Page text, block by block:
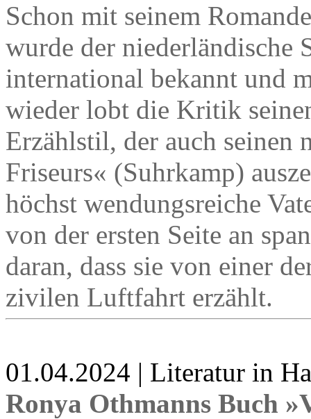
Schon mit seinem
wurde der niederländische
international bekannt und
wieder lobt die Kritik
Erzählstil, der auch seinen
Friseurs« (Suhrkamp)
höchst wendungsreiche
von der ersten Seite an
daran, dass sie von einer
zivilen Luftfahrt erzählt.
01.04.2024 | Literatur in
Ronya Othmanns Buch